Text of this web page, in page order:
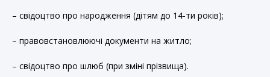
– свідоцтво про народження (дітям до 14-ти років);
– правовстановлюючі документи на житло;
– свідоцтво про шлюб (при зміні прізвища).